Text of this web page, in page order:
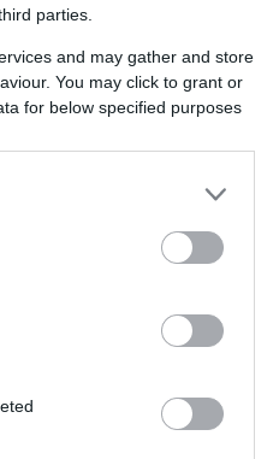
parties.
and may gather and store
You may click to grant or
for below specified purposes
por cento
1
2
3
Lite
5